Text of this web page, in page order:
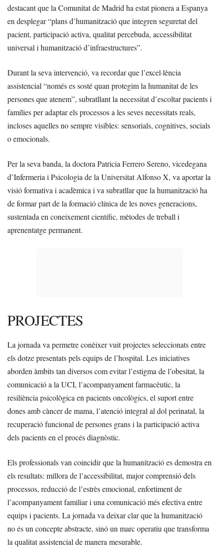
destacant que la Comunitat de Madrid ha estat pionera a Espanya
en desplegar “plans d’humanització que integren seguretat del
pacient, participació activa, qualitat percebuda, accessibilitat
universal i humanització d’infraestructures”.
Durant la seva intervenció, va recordar que l’excel·lència
assistencial “només es sosté quan protegim la humanitat de les
persones que atenem”, subratllant la necessitat d’escoltar pacients i
famílies per adaptar els processos a les seves necessitats reals,
incloses aquelles no sempre visibles: sensorials, cognitives, socials
o emocionals.
Per la seva banda, la doctora Patricia Ferrero Sereno, vicedegana
d’Infermeria i Psicologia de la Universitat Alfonso X, va aportar la
visió formativa i acadèmica i va subratllar que la humanització ha
de formar part de la formació clínica de les noves generacions,
sustentada en coneixement científic, mètodes de treball i
aprenentatge permanent.
PROJECTES
La jornada va permetre conèixer vuit projectes seleccionats entre
els dotze presentats pels equips de l’hospital. Les iniciatives
aborden àmbits tan diversos com evitar l’estigma de l’obesitat, la
comunicació a la UCI, l’acompanyament farmacèutic, la
resiliència psicològica en pacients oncològics, el suport entre
dones amb càncer de mama, l’atenció integral al dol perinatal, la
recuperació funcional de persones grans i la participació activa
dels pacients en el procés diagnòstic.
Els professionals van coincidir que la humanització es demostra en
els resultats: millora de l’accessibilitat, major comprensió dels
processos, reducció de l’estrès emocional, enfortiment de
l’acompanyament familiar i una comunicació més efectiva entre
equips i pacients. La jornada va deixar clar que la humanització
no és un concepte abstracte, sinó un marc operatiu que transforma
la qualitat assistencial de manera mesurable.